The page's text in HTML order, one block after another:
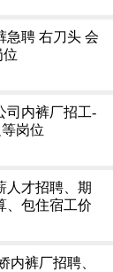
急聘 右刀头 会
位
司内裤厂招工-
岗位
人才招聘、期
、包住宿工价
内裤厂招聘、